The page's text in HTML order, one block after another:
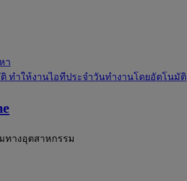
า
ทำให้งานไอทีประจำวันทำงานโดยอัตโนมัติ
ทางอุตสาหกรรม